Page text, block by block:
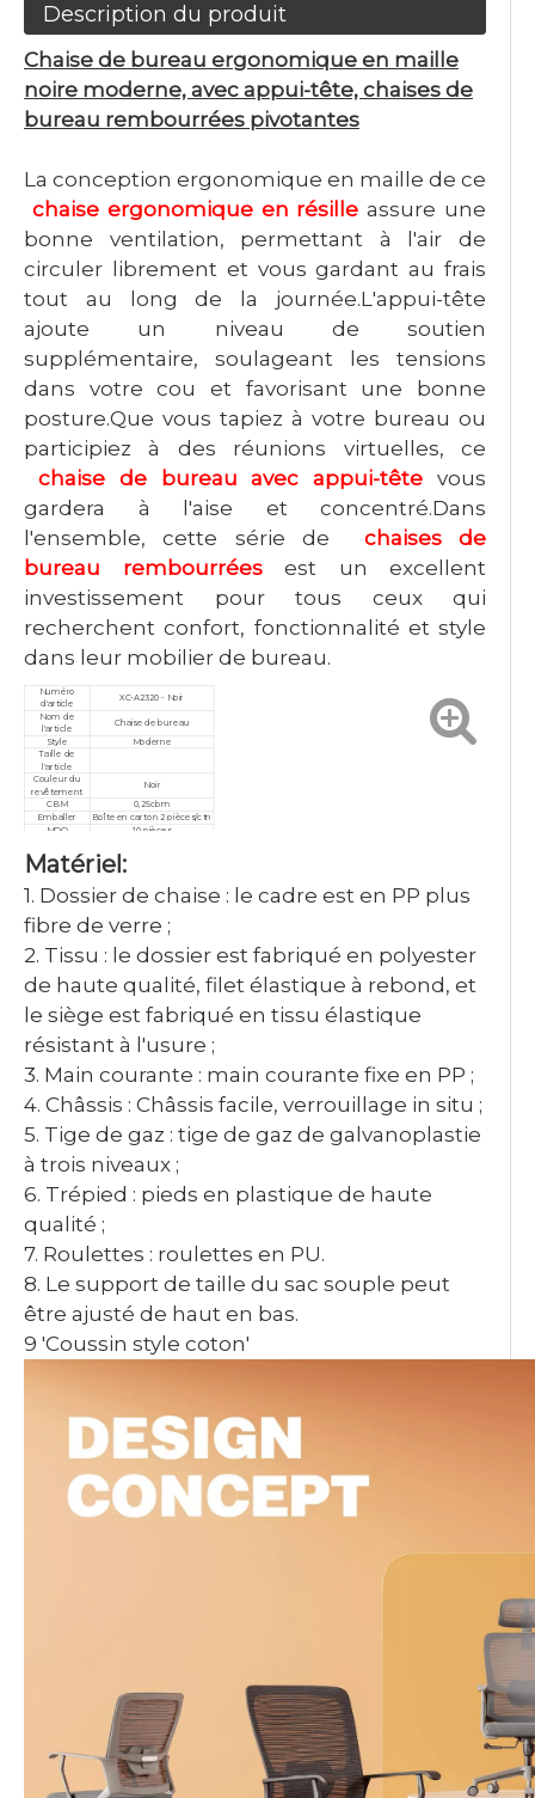
Description du produit
Chaise de bureau ergonomique en maille
noire moderne, avec appui-tête, chaises de
bureau rembourrées pivotantes
La conception ergonomique en maille de ce
chaise ergonomique en résille assure une
bonne ventilation, permettant à l'air de
circuler librement et vous gardant au frais
tout au long de la journée.L'appui-tête
ajoute un niveau de soutien
supplémentaire, soulageant les tensions
dans votre cou et favorisant une bonne
posture.Que vous tapiez à votre bureau ou
participiez à des réunions virtuelles, ce
chaise de bureau avec appui-tête vous
gardera à l'aise et concentré.Dans
l'ensemble, cette série de chaises de
bureau rembourréesest un excellent
investissement pour tous ceux qui
recherchent confort, fonctionnalité et style
dans leur mobilier de bureau.
Numéro
d'article
XC-A2320 - Noir
Nom de
l'article
Chaise de bureau
Style
Moderne
Taille de
l'article
Couleur du
revêtement
Noir
CBM
0,25cbm
Emballer Boîte en carton 2 pièces/ctn
MOQ
10 pièces
Service
Personnalisé, après-vente
Certificat
ISO9001/ISO14001/ISO18001
Matériel:
1. Dossier de chaise : le cadre est en PP plus
fibre de verre ;
2. Tissu : le dossier est fabriqué en polyester
de haute qualité, filet élastique à rebond, et
le siège est fabriqué en tissu élastique
résistant à l'usure ;
3. Main courante : main courante fixe en PP ;
4. Châssis : Châssis facile, verrouillage in situ ;
5. Tige de gaz : tige de gaz de galvanoplastie
à trois niveaux ;
6. Trépied : pieds en plastique de haute
qualité ;
7. Roulettes : roulettes en PU.
8. Le support de taille du sac souple peut
être ajusté de haut en bas.
9 'Coussin style coton'